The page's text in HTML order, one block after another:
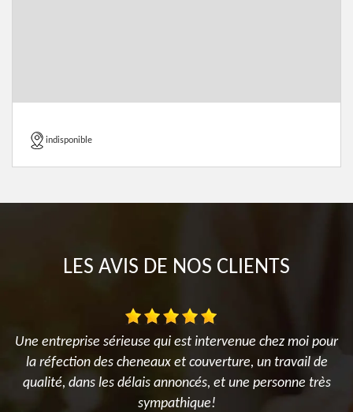
indisponible
LES AVIS DE NOS CLIENTS
Une entreprise sérieuse qui est intervenue chez moi pour
la réfection des cheneaux et couverture, un travail de
qualité, dans les délais annoncés, et une personne très
sympathique!